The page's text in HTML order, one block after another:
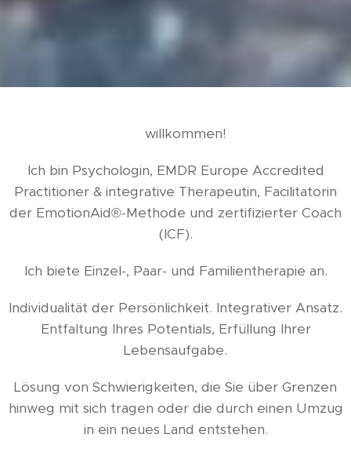
❤️ willkommen!
Ich bin Psychologin, EMDR Europe Accredited
Practitioner & integrative Therapeutin, Facilitatorin
der EmotionAid®-Methode und zertifizierter Coach
(ICF).
Ich biete Einzel-, Paar- und Familientherapie an.
Individualität der Persönlichkeit. Integrativer Ansatz.
Entfaltung Ihres Potentials, Erfüllung Ihrer
Lebensaufgabe.
Lösung von Schwierigkeiten, die Sie über Grenzen
hinweg mit sich tragen oder die durch einen Umzug
in ein neues Land entstehen.